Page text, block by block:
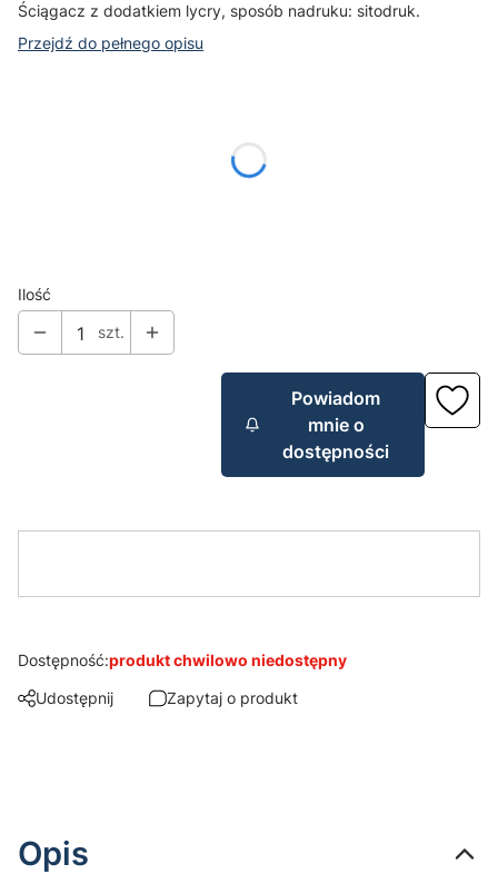
Ściągacz z dodatkiem lycry, sposób nadruku: sitodruk.
Przejdź do pełnego opisu
Ilość
szt.
Powiadom
mnie o
dostępności
Dostępność:produkt chwilowo niedostępny
Udostępnij
Zapytaj o produkt
Opis